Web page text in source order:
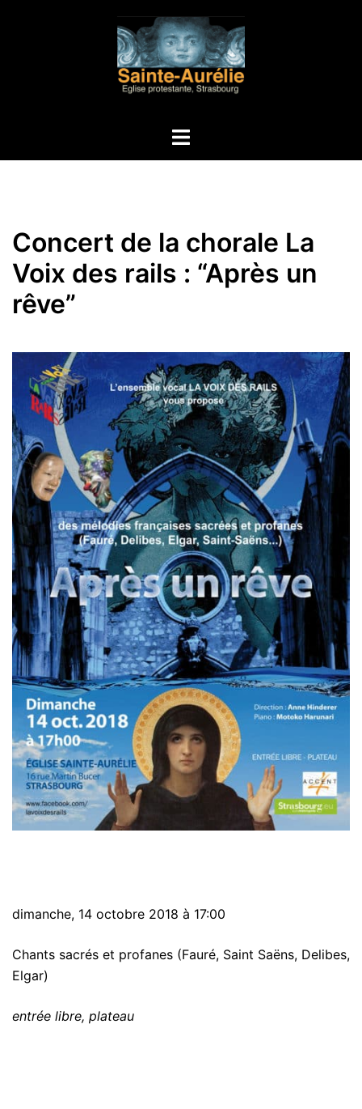
Ouvrir/fermer
Concert de la chorale La
Voix des rails : “Après un
rêve”
dimanche, 14 octobre 2018 à 17:00
Chants sacrés et profanes (Fauré, Saint Saëns, Delibes,
Elgar)
entrée libre, plateau